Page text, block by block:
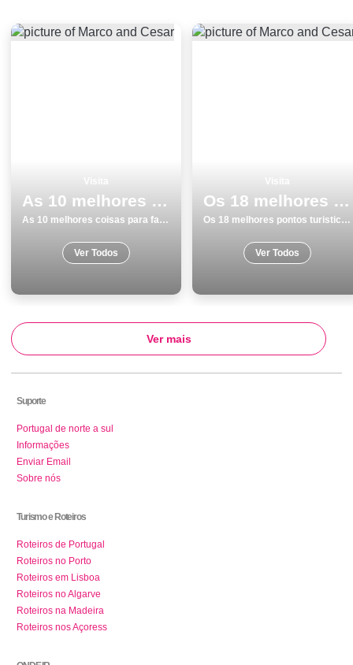
As 10 melhores coisas para fazer e visitar em Faro
As 10 melhores coisas para fazer e visitar em Faro
Ver Todos
Os 18 melhores pontos turisticos e passeios em Lagoa
Os 18 melhores pontos turisticos e passeios em Lagoa
Ver Todos
Ver mais
Suporte
Portugal de norte a sul
Informações
Enviar Email
Sobre nós
Turismo e Roteiros
Roteiros de Portugal
Roteiros no Porto
Roteiros em Lisboa
Roteiros no Algarve
Roteiros na Madeira
Roteiros nos Açoress